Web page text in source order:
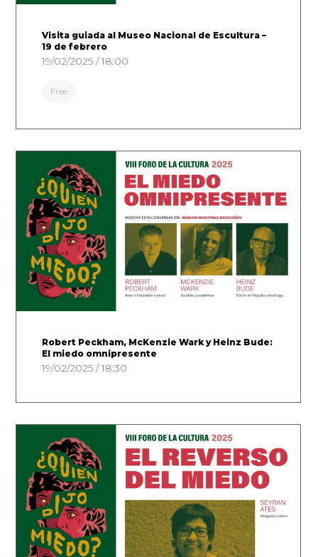
Visita guiada al Museo Nacional de Escultura –
19 de febrero
19/02/2025 / 18:00
Free
Robert Peckham, McKenzie Wark y Heinz Bude:
El miedo omnipresente
19/02/2025 / 18:30